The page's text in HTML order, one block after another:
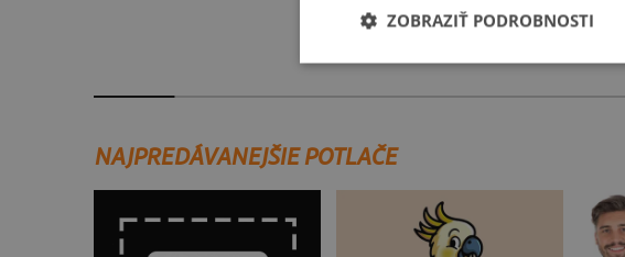
NAJPREDÁVANEJŠIE POTLAČE
ZOBRAZIŤ PODROBNOSTI